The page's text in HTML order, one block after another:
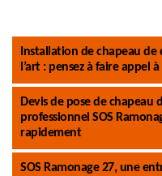
Installation de chapeau de
l’art : pensez à faire appel
Devis de pose de chapeau
professionnel SOS
rapidement
SOS Ramonage 27, une